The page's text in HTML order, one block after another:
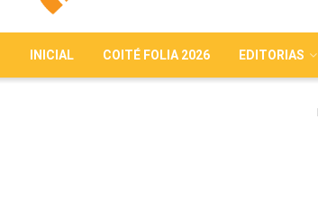
INICIAL COITÉ FOLIA 2026 EDITORIAS